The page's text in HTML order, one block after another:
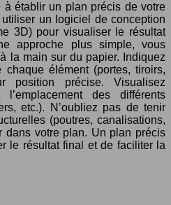
à établir un plan précis de votre
un logiciel de conception
3D) pour visualiser le résultat
approche plus simple, vous
la main sur du papier. Indiquez
chaque élément (portes, tiroirs,
position précise. Visualisez
l’emplacement des différents
etc.). N’oubliez pas de tenir
(poutres, canalisations,
dans votre plan. Un plan précis
le résultat final et de faciliter la